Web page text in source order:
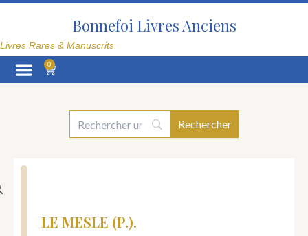
Aller
Bonnefoi Livres Anciens
Livres Rares & Manuscrits
0
Panier
LE MESLE (P.).